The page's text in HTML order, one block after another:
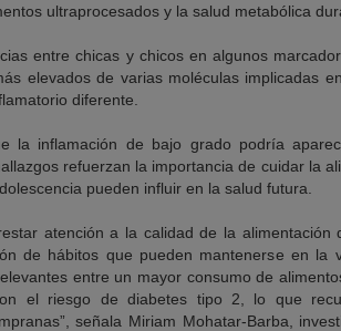
ultraprocesados y la salud metabólica
entre chicas y chicos en algunos
elevados de varias moléculas implicadas
diferente.
la inflamación de bajo grado podría
refuerzan la importancia de cuidar la
pueden influir en la salud futura.
atención a la calidad de la alimentación
de hábitos que pueden mantenerse en la
entre un mayor consumo de
el riesgo de diabetes tipo 2, lo que
señala Miriam Mohatar-Barba,